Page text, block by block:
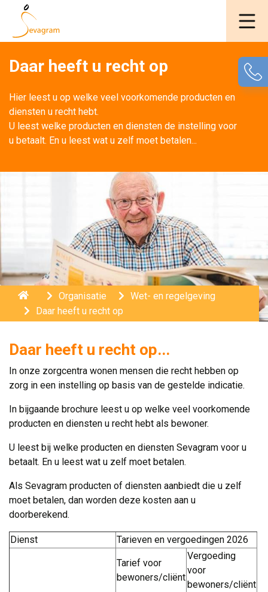
Daar heeft u recht op
Hier leest u op welke veel voorkomende producten en
diensten u recht hebt.
U leest welke producten en diensten de instelling voor
u betaalt. En u leest wat u zelf moet betalen...
Home Organisatie
Wet- en regelgeving
Daar heeft u recht op
Daar heeft u recht op...
In onze zorgcentra wonen mensen die recht hebben op
zorg in een instelling op basis van de gestelde indicatie.
In bijgaande brochure leest u op welke veel voorkomende
producten en diensten u recht hebt als bewoner.
U leest bij welke producten en diensten Sevagram voor u
betaalt. En u leest wat u zelf moet betalen.
Als Sevagram producten of diensten aanbiedt die u zelf
moet betalen, dan worden deze kosten aan u
doorberekend.
Dienst Tarieven en vergoedingen 2026
Tarief voor
bewoners/cliënt
Vergoeding
voor
bewoners/cliënt